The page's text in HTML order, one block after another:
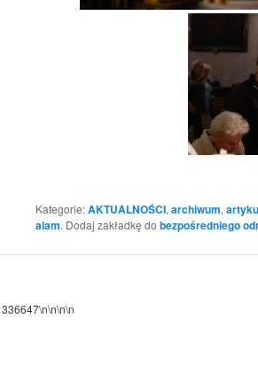
Kategorie:AKTUALNOŚCI, archiwum,
alam. Dodaj zakładkę do bezpośredniego
336647\n\n\n\n